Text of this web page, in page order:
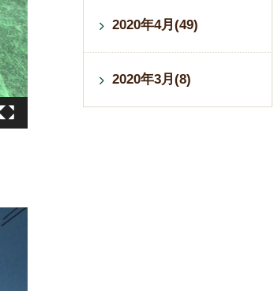
2020年4月(49)
2020年3月(8)